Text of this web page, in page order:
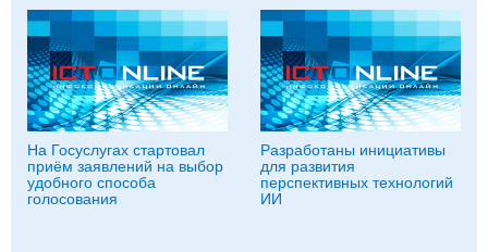
На Госуслугах стартовал
приём заявлений на выбор
удобного способа
голосования
Разработаны инициативы
для развития
перспективных технологий
ИИ